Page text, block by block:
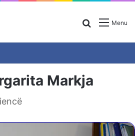
Menu
Search for
Markja